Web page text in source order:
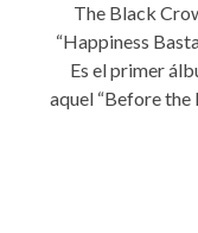
The Black
“Happiness
Es el primer
aquel “Before the